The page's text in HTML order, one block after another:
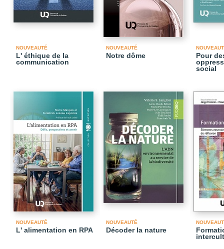
NOUVEAUTÉ
L' éthique de la
communication
NOUVEAUTÉ
Notre dôme
Pour
social
NOUVEAUTÉ
L' alimentation en RPA
NOUVEAUTÉ
Décoder la nature